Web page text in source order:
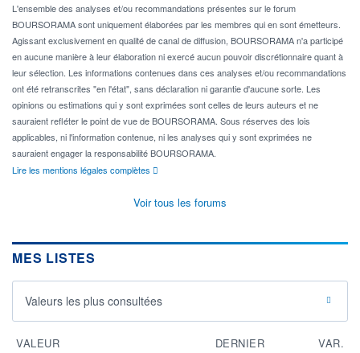
L'ensemble des analyses et/ou recommandations présentes sur le forum
BOURSORAMA sont uniquement élaborées par les membres qui en sont émetteurs.
Agissant exclusivement en qualité de canal de diffusion, BOURSORAMA n'a participé
en aucune manière à leur élaboration ni exercé aucun pouvoir discrétionnaire quant à
leur sélection. Les informations contenues dans ces analyses et/ou recommandations
ont été retranscrites "en l'état", sans déclaration ni garantie d'aucune sorte. Les
opinions ou estimations qui y sont exprimées sont celles de leurs auteurs et ne
sauraient refléter le point de vue de BOURSORAMA. Sous réserves des lois
applicables, ni l'information contenue, ni les analyses qui y sont exprimées ne
sauraient engager la responsabilité BOURSORAMA.
Lire les mentions légales complètes
Voir tous les forums
MES LISTES
Valeurs les plus consultées
VALEUR DERNIER VAR.